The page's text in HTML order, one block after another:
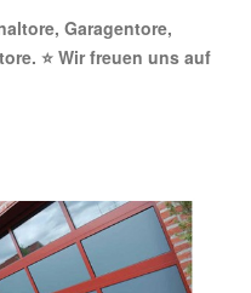
Garagentore,
⭐ Wir freuen uns auf